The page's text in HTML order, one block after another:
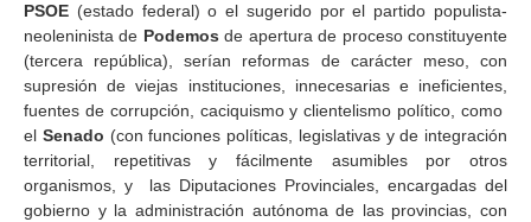
PSOE (estado federal) o el sugerido por el partido populista-
neoleninista de Podemos de apertura de proceso constituyente
(tercera república), serían reformas de carácter meso, con
supresión de viejas instituciones, innecesarias e ineficientes,
fuentes de corrupción, caciquismo y clientelismo político, como
el Senado (con funciones políticas, legislativas y de integración
territorial, repetitivas y fácilmente asumibles por otros
organismos, y las Diputaciones Provinciales, encargadas del
gobierno y la administración autónoma de las provincias, con